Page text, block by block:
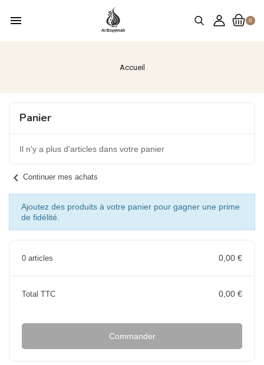
0
menu
Accueil
Panier
Il n'y a plus d'articles dans votre panier
chevron_left Continuer mes achats
Ajoutez des produits à votre panier pour gagner une prime
de fidélité.
0 articles 0,00 €
Total TTC 0,00 €
Commander